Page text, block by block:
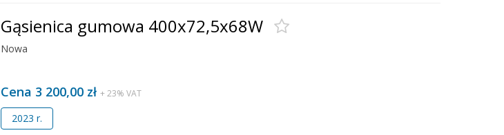
Gąsienica gumowa 400x72,5x68W
Nowa
Cena 3 200,00 zł + 23% VAT
2023 r.